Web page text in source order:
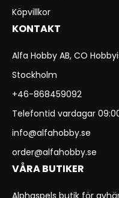
Köpvillkor
KONTAKT
Alfa Hobby AB, CO
Stockholm
+46-868459092
Telefontid vardagar
info@alfahobby.se
order@alfahobby.se
VÅRA BUTIKER